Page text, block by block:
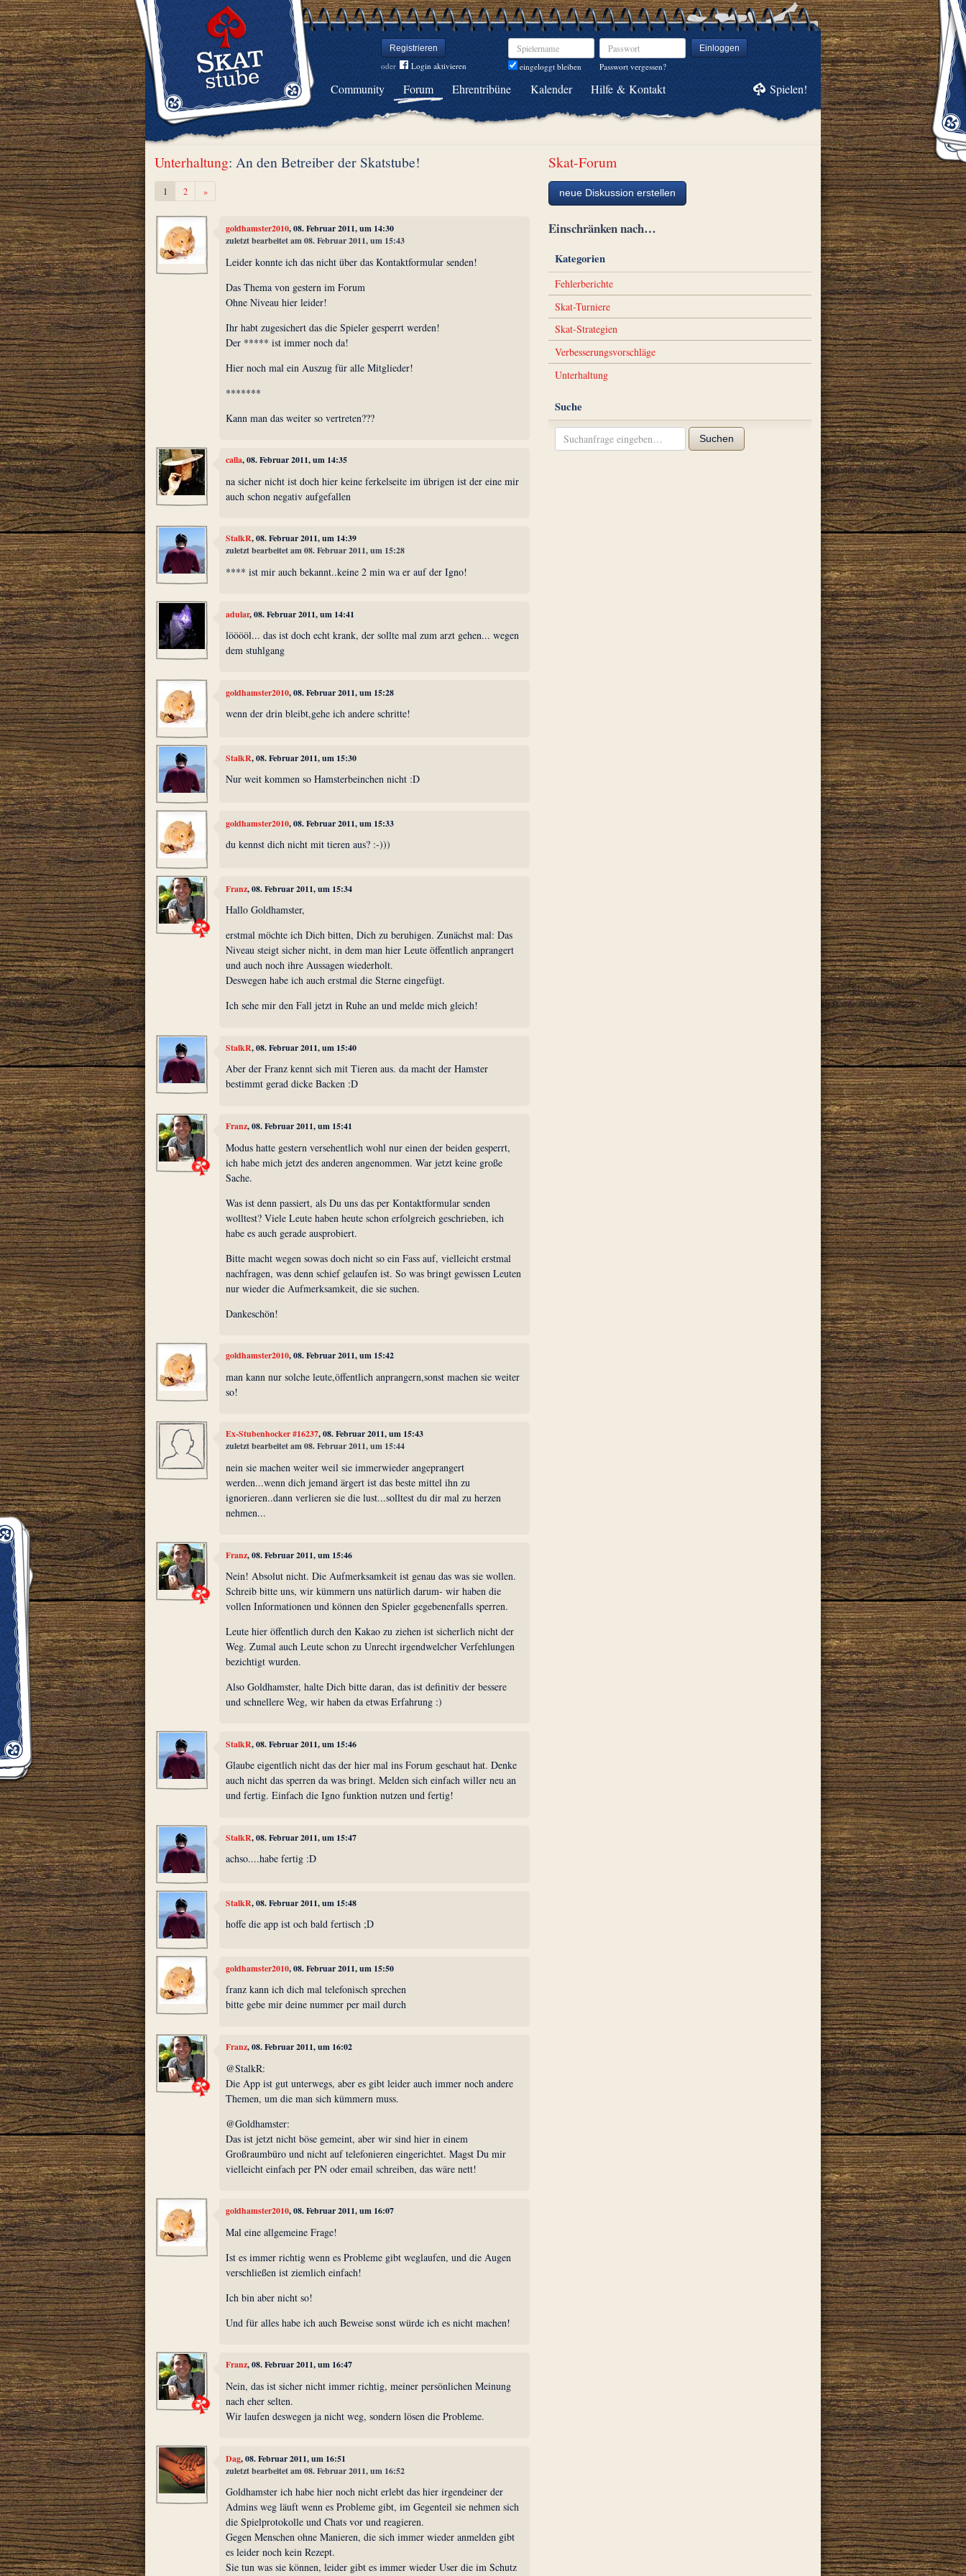
Registrieren
oder Login aktivieren
Spielername
eingeloggt bleiben
Passwort Einloggen
Passwort vergessen?
Community Forum Ehrentribüne Kalender Hilfe & Kontakt Spielen!
Unterhaltung: An den Betreiber der Skatstube!
1 2 »Weiter
goldhamster2010, 08. Februar 2011, um 14:30
zuletzt bearbeitet am 08. Februar 2011, um 15:43
Leider konnte ich das nicht über das Kontaktformular senden!
Das Thema von gestern im Forum
Ohne Niveau hier leider!
Ihr habt zugesichert das die Spieler gesperrt werden!
Der ***** ist immer noch da!
Hier noch mal ein Auszug für alle Mitglieder!
*******
Kann man das weiter so vertreten???
calla, 08. Februar 2011, um 14:35
na sicher nicht ist doch hier keine ferkelseite im übrigen ist der eine mir
auch schon negativ aufgefallen
StalkR, 08. Februar 2011, um 14:39
zuletzt bearbeitet am 08. Februar 2011, um 15:28
**** ist mir auch bekannt..keine 2 min wa er auf der Igno!
adular, 08. Februar 2011, um 14:41
lööööl... das ist doch echt krank, der sollte mal zum arzt gehen... wegen
dem stuhlgang
goldhamster2010, 08. Februar 2011, um 15:28
wenn der drin bleibt,gehe ich andere schritte!
StalkR, 08. Februar 2011, um 15:30
Nur weit kommen so Hamsterbeinchen nicht :D
goldhamster2010, 08. Februar 2011, um 15:33
du kennst dich nicht mit tieren aus? :-)))
Franz, 08. Februar 2011, um 15:34
Hallo Goldhamster,
erstmal möchte ich Dich bitten, Dich zu beruhigen. Zunächst mal: Das
Niveau steigt sicher nicht, in dem man hier Leute öffentlich anprangert
und auch noch ihre Aussagen wiederholt.
Deswegen habe ich auch erstmal die Sterne eingefügt.
Ich sehe mir den Fall jetzt in Ruhe an und melde mich gleich!
StalkR, 08. Februar 2011, um 15:40
Aber der Franz kennt sich mit Tieren aus. da macht der Hamster
bestimmt gerad dicke Backen :D
Franz, 08. Februar 2011, um 15:41
Modus hatte gestern versehentlich wohl nur einen der beiden gesperrt,
ich habe mich jetzt des anderen angenommen. War jetzt keine große
Sache.
Was ist denn passiert, als Du uns das per Kontaktformular senden
wolltest? Viele Leute haben heute schon erfolgreich geschrieben, ich
habe es auch gerade ausprobiert.
Bitte macht wegen sowas doch nicht so ein Fass auf, vielleicht erstmal
nachfragen, was denn schief gelaufen ist. So was bringt gewissen Leuten
nur wieder die Aufmerksamkeit, die sie suchen.
Dankeschön!
goldhamster2010, 08. Februar 2011, um 15:42
man kann nur solche leute,öffentlich anprangern,sonst machen sie weiter
so!
Ex-Stubenhocker #16237, 08. Februar 2011, um 15:43
zuletzt bearbeitet am 08. Februar 2011, um 15:44
nein sie machen weiter weil sie immerwieder angeprangert
werden...wenn dich jemand ärgert ist das beste mittel ihn zu
ignorieren..dann verlieren sie die lust...solltest du dir mal zu herzen
nehmen...
Franz, 08. Februar 2011, um 15:46
Nein! Absolut nicht. Die Aufmerksamkeit ist genau das was sie wollen.
Schreib bitte uns, wir kümmern uns natürlich darum- wir haben die
vollen Informationen und können den Spieler gegebenenfalls sperren.
Leute hier öffentlich durch den Kakao zu ziehen ist sicherlich nicht der
Weg. Zumal auch Leute schon zu Unrecht irgendwelcher Verfehlungen
bezichtigt wurden.
Also Goldhamster, halte Dich bitte daran, das ist definitiv der bessere
und schnellere Weg, wir haben da etwas Erfahrung :)
StalkR, 08. Februar 2011, um 15:46
Glaube eigentlich nicht das der hier mal ins Forum geschaut hat. Denke
auch nicht das sperren da was bringt. Melden sich einfach willer neu an
und fertig. Einfach die Igno funktion nutzen und fertig!
StalkR, 08. Februar 2011, um 15:47
achso....habe fertig :D
StalkR, 08. Februar 2011, um 15:48
hoffe die app ist och bald fertisch ;D
goldhamster2010, 08. Februar 2011, um 15:50
franz kann ich dich mal telefonisch sprechen
bitte gebe mir deine nummer per mail durch
Franz, 08. Februar 2011, um 16:02
@StalkR:
Die App ist gut unterwegs, aber es gibt leider auch immer noch andere
Themen, um die man sich kümmern muss.
@Goldhamster:
Das ist jetzt nicht böse gemeint, aber wir sind hier in einem
Großraumbüro und nicht auf telefonieren eingerichtet. Magst Du mir
vielleicht einfach per PN oder email schreiben, das wäre nett!
goldhamster2010, 08. Februar 2011, um 16:07
Mal eine allgemeine Frage!
Ist es immer richtig wenn es Probleme gibt weglaufen, und die Augen
verschließen ist ziemlich einfach!
Ich bin aber nicht so!
Und für alles habe ich auch Beweise sonst würde ich es nicht machen!
Franz, 08. Februar 2011, um 16:47
Nein, das ist sicher nicht immer richtig, meiner persönlichen Meinung
nach eher selten.
Wir laufen deswegen ja nicht weg, sondern lösen die Probleme.
Dag, 08. Februar 2011, um 16:51
zuletzt bearbeitet am 08. Februar 2011, um 16:52
Goldhamster ich habe hier noch nicht erlebt das hier irgendeiner der
Admins weg läuft wenn es Probleme gibt, im Gegenteil sie nehmen sich
die Spielprotokolle und Chats vor und reagieren.
Gegen Menschen ohne Manieren, die sich immer wieder anmelden gibt
es leider noch kein Rezept.
Sie tun was sie können, leider gibt es immer wieder User die im Schutz
Skat-Forum
neue Diskussion erstellen
Einschränken nach…
Kategorien
Fehlerberichte
Skat-Turniere
Skat-Strategien
Verbesserungsvorschläge
Unterhaltung
Suche
Suchen